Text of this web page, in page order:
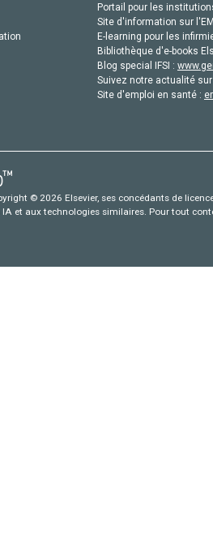
Portail pour les
Site d'information sur
E-learning pour les
Bibliothèque d'e-books
Blog special IFSI :
Suivez notre actualité
Site d'emploi en santé :
© 2026 Elsevier, ses concédants de
et aux technologies similaires. Pour tout